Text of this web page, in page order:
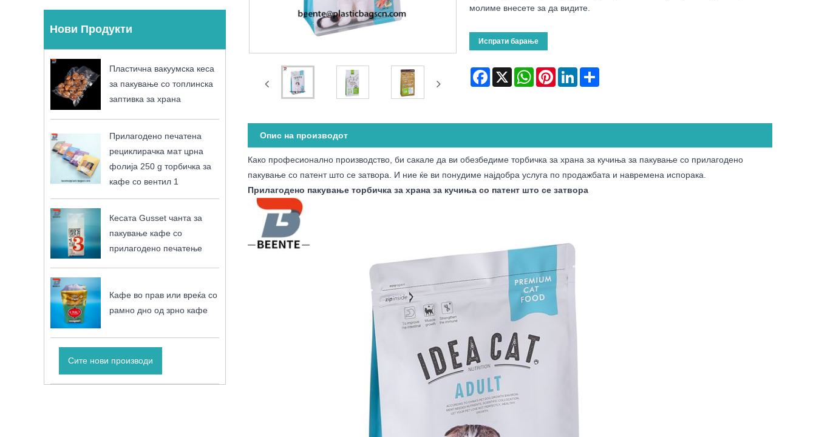
Нови Продукти
Пластична вакуумска кеса
за пакување со топлинска
заптивка за храна
Прилагодено печатена
рециклирачка мат црна
фолија 250 g торбичка за
кафе со вентил 1
Кесата Gusset чанта за
пакување кафе со
прилагодено печатење
Кафе во прав или вреќа со
рамно дно од зрно кафе
Сите нови производи
молиме внесете за да видите.
Испрати барање
Facebook
X WhatsAppPinterestLinkedInShare
Опис на производот
Како професионално производство, би сакале да ви обезбедиме торбичка за храна за кучиња за пакување со прилагодено
пакување со патент што се затвора. И ние ќе ви понудиме најдобра услуга по продажбата и навремена испорака.
Прилагодено пакување торбичка за храна за кучиња со патент што се затвора